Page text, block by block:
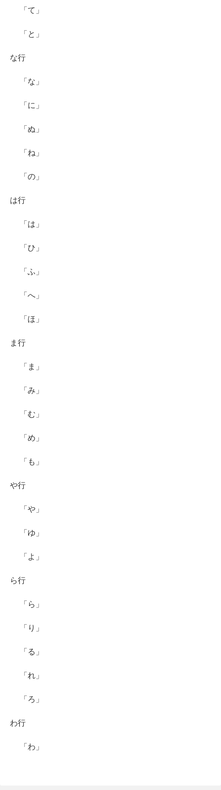
「て」
「と」
な行
「な」
「に」
「ぬ」
「ね」
「の」
は行
「は」
「ひ」
「ふ」
「へ」
「ほ」
ま行
「ま」
「み」
「む」
「め」
「も」
や行
「や」
「ゆ」
「よ」
ら行
「ら」
「り」
「る」
「れ」
「ろ」
わ行
「わ」